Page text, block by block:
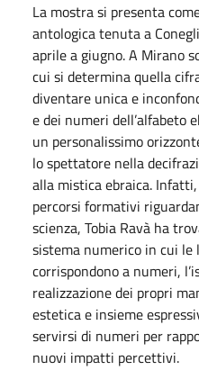
La mostra si presenta
antologica tenuta a
aprile a giugno. A Mirano
cui si determina quella
diventare unica e
e dei numeri dell’alfabeto
un personalissimo
lo spettatore nella
alla mistica ebraica.
percorsi formativi
scienza, Tobia Ravà ha
sistema numerico in cui le
corrispondono a numeri,
realizzazione dei propri
estetica e insieme
servirsi di numeri per
nuovi impatti percettivi.